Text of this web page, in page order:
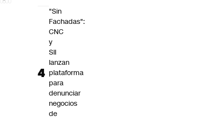
"Sin
Fachadas":
CNC
y
SII
lanzan
plataforma
para
denunciar
negocios
de